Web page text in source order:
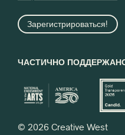
Зарегистрироваться!
ЧАСТИЧНО
© 2026 Creative West